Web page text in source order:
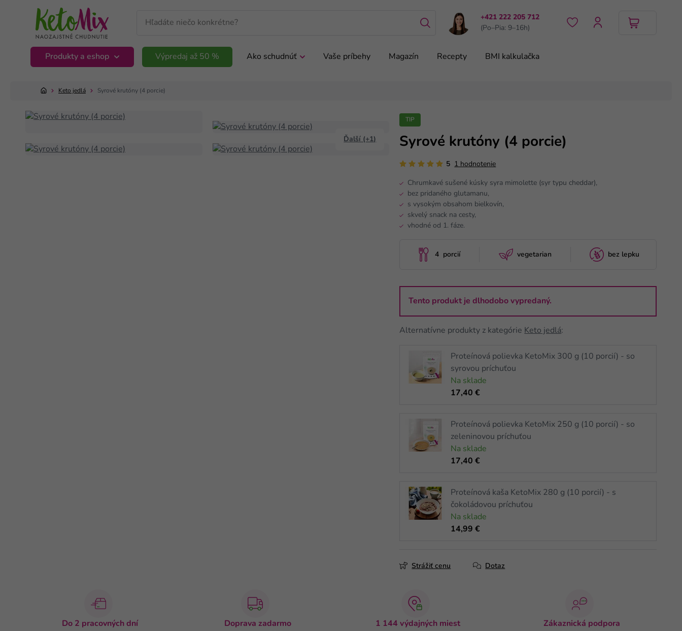
+421 222 205 712
(Po–Pia: 9–16h)
Produkty a eshop Výpredaj až 50 % Ako schudnúť Vaše príbehy Magazín Recepty BMI kalkulačka
Keto jedlá Syrové krutóny (4 porcie)
Ďalší (+1)
TIP
Syrové krutóny (4 porcie)
5 1 hodnotenie
Chrumkavé sušené kúsky syra mimolette (syr typu cheddar),
bez pridaného glutamanu,
s vysokým obsahom bielkovín,
skvelý snack na cesty,
vhodné od 1. fáze.
4 porcií vegetarian bez lepku
Tento produkt je dlhodobo vypredaný.
Alternatívne produkty z kategórie Keto jedlá:
Proteínová polievka KetoMix 300 g (10 porcií) - so
syrovou príchuťou
Na sklade
17,40 €
Proteínová polievka KetoMix 250 g (10 porcií) - so
zeleninovou príchuťou
Na sklade
17,40 €
Proteínová kaša KetoMix 280 g (10 porcií) - s
čokoládovou príchuťou
Na sklade
14,99 €
Strážiť cenu Dotaz
Do 2 pracovných dní Doprava zadarmo 1 144 výdajných miest Zákaznická podpora